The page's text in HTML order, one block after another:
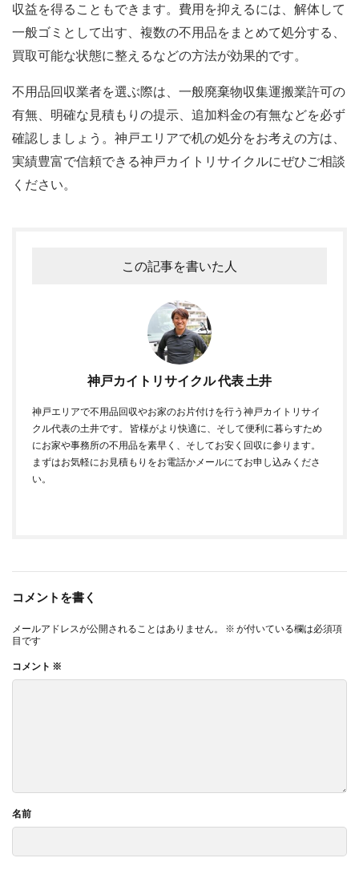
収益を得ることもできます。費用を抑えるには、解体して
一般ゴミとして出す、複数の不用品をまとめて処分する、
買取可能な状態に整えるなどの方法が効果的です。
不用品回収業者を選ぶ際は、一般廃棄物収集運搬業許可の
有無、明確な見積もりの提示、追加料金の有無などを必ず
確認しましょう。神戸エリアで机の処分をお考えの方は、
実績豊富で信頼できる神戸カイトリサイクルにぜひご相談
ください。
この記事を書いた人
神戸カイトリサイクル 代表 土井
神戸エリアで不用品回収やお家のお片付けを行う神戸カイトリサイ
クル代表の土井です。 皆様がより快適に、そして便利に暮らすため
にお家や事務所の不用品を素早く、そしてお安く回収に参ります。
まずはお気軽にお見積もりをお電話かメールにてお申し込みくださ
い。
コメントを書く
メールアドレスが公開されることはありません。 ※ が付いている欄は必須項
目です
コメント ※
名前